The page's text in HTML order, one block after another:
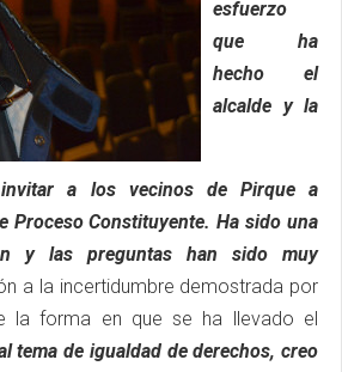
esfuerzo
que ha
hecho el
alcalde y la
invitar a los vecinos de Pirque a
Proceso Constituyente. Ha sido una
y las preguntas han sido muy
a la incertidumbre demostrada por
la forma en que se ha llevado el
tema de igualdad de derechos, creo